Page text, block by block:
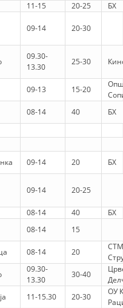
PROFESIONALE
KUQ
ORGANIZATIVE
11-15 20-25 БХ
09-14 20-30
09.30-
13.30
25-30
09-13 15-20
08-14 40
БХ
09-14 20 БХ
09-14 20-25
08-14 40
БХ
08-14 15
08-14 20
СТМ
09.30-
13.30
30-40
11-15.30 20-30
ОУ